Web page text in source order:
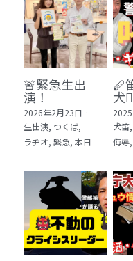
🚨緊急生出
演！
2026年2月23日 ·
生出演, つくば,
ラヂオ, 緊急, 本日
🪈
犬
犬笛,
侮辱,